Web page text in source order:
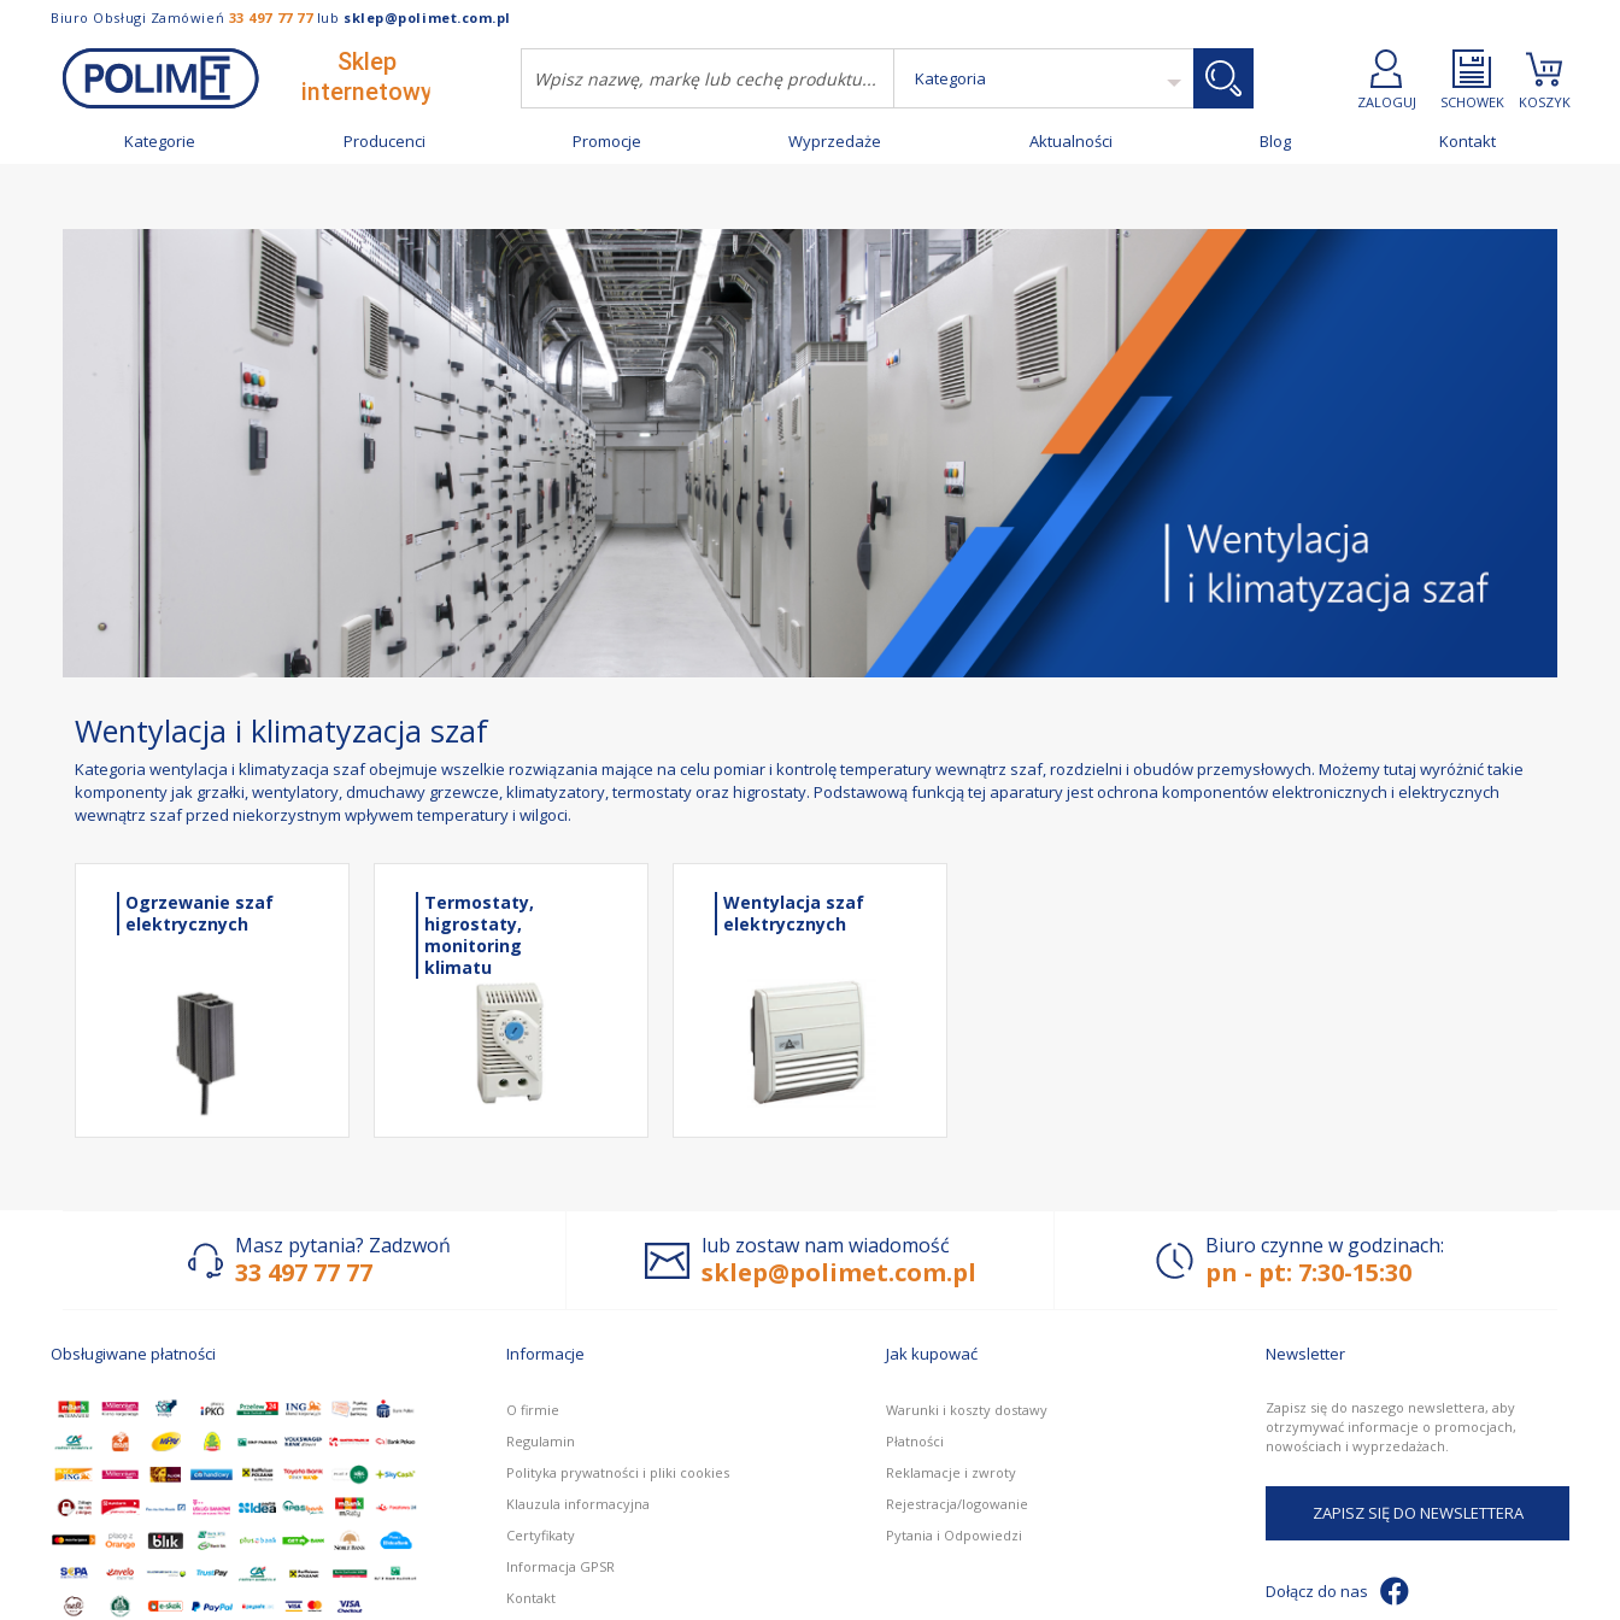
Biuro Obsługi Zamówień 33 497 77 77lub sklep@polimet.com.pl
Kategoria
ZALOGUJ SCHOWEK KOSZYK
Kategorie Producenci Promocje Wyprzedaże Aktualności Blog Kontakt
Wentylacja i klimatyzacja szaf
Kategoria wentylacja i klimatyzacja szaf obejmuje wszelkie rozwiązania mające na celu pomiar i kontrolę temperatury wewnątrz szaf, rozdzielni i obudów przemysłowych. Możemy tutaj wyróżnić takie
komponenty jak grzałki, wentylatory, dmuchawy grzewcze, klimatyzatory, termostaty oraz higrostaty. Podstawową funkcją tej aparatury jest ochrona komponentów elektronicznych i elektrycznych
wewnątrz szaf przed niekorzystnym wpływem temperatury i wilgoci.
Ogrzewanie szaf
elektrycznych
Termostaty,
higrostaty,
monitoring
klimatu
Wentylacja szaf
elektrycznych
Masz pytania? Zadzwoń
33 497 77 77
lub zostaw nam wiadomość
sklep@polimet.com.pl
Biuro czynne w godzinach:
pn - pt: 7:30-15:30
Obsługiwane płatności Informacje
O firmie
Regulamin
Polityka prywatności i pliki cookies
Klauzula informacyjna
Certyfikaty
Informacja GPSR
Kontakt
Jak kupować
Warunki i koszty dostawy
Płatności
Reklamacje i zwroty
Rejestracja/logowanie
Pytania i Odpowiedzi
Newsletter
Zapisz się do naszego newslettera, aby
otrzymywać informacje o promocjach,
nowościach i wyprzedażach.
ZAPISZ SIĘ DO NEWSLETTERA
Dołącz do nas